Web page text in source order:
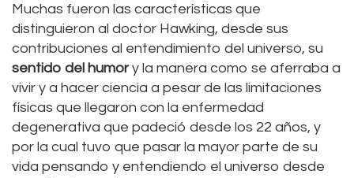
Muchas fueron las características que
distinguieron al doctor Hawking, desde sus
contribuciones al entendimiento del universo, su
sentido del humory la manera como se aferraba a
vivir y a hacer ciencia a pesar de las limitaciones
físicas que llegaron con la enfermedad
degenerativa que padeció desde los 22 años, y
por la cual tuvo que pasar la mayor parte de su
vida pensando y entendiendo el universo desde